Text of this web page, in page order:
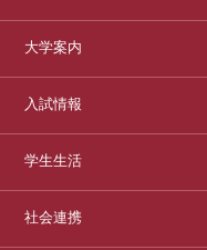
大学案内
入試情報
学生生活
社会連携